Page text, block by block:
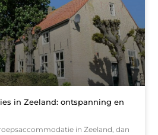
in Zeeland: ontspanning en
in Zeeland, dan